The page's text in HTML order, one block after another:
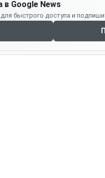
в Google News
быстрого доступа и